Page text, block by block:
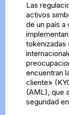
Las
activos
de un país a
tokenizadas
encuentran
cliente»
(AML), que
seguridad